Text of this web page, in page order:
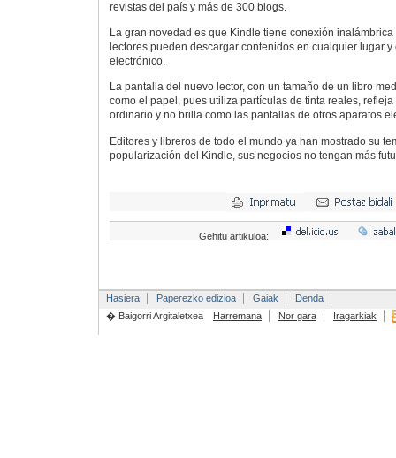
revistas del país y más de 300 blogs.
La gran novedad es que Kindle tiene conexión
lectores pueden descargar contenidos en cualquier lugar
electrónico.
La pantalla del nuevo lector, con un tamaño de un libro
como el papel, pues utiliza partículas de tinta reales,
ordinario y no brilla como las pantallas de otros aparatos
Editores y libreros de todo el mundo ya han mostrado su
popularización del Kindle, sus negocios no tengan más
Gehitu artikuloa:
Hasiera Paperezko edizioa Gaiak
Denda
� Baigorri Argitaletxea
Harremana Nor gara Iragarkiak